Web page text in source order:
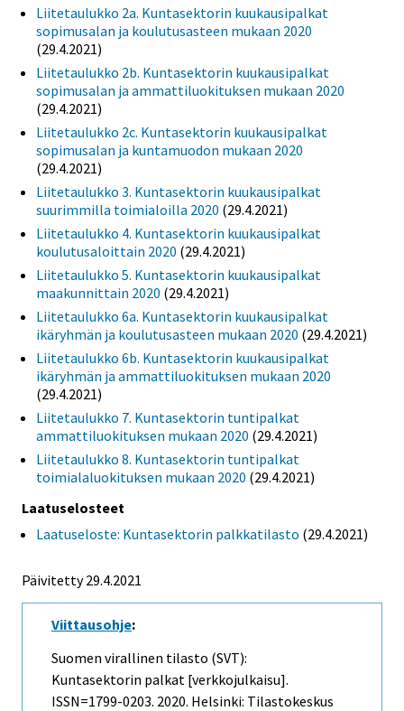
Liitetaulukko 2a. Kuntasektorin kuukausipalkat
sopimusalan ja koulutusasteen mukaan 2020
(29.4.2021)
Liitetaulukko 2b. Kuntasektorin kuukausipalkat
sopimusalan ja ammattiluokituksen mukaan 2020
(29.4.2021)
Liitetaulukko 2c. Kuntasektorin kuukausipalkat
sopimusalan ja kuntamuodon mukaan 2020
(29.4.2021)
Liitetaulukko 3. Kuntasektorin kuukausipalkat
suurimmilla toimialoilla 2020 (29.4.2021)
Liitetaulukko 4. Kuntasektorin kuukausipalkat
koulutusaloittain 2020 (29.4.2021)
Liitetaulukko 5. Kuntasektorin kuukausipalkat
maakunnittain 2020 (29.4.2021)
Liitetaulukko 6a. Kuntasektorin kuukausipalkat
ikäryhmän ja koulutusasteen mukaan 2020 (29.4.2021)
Liitetaulukko 6b. Kuntasektorin kuukausipalkat
ikäryhmän ja ammattiluokituksen mukaan 2020
(29.4.2021)
Liitetaulukko 7. Kuntasektorin tuntipalkat
ammattiluokituksen mukaan 2020 (29.4.2021)
Liitetaulukko 8. Kuntasektorin tuntipalkat
toimialaluokituksen mukaan 2020 (29.4.2021)
Laatuselosteet
Laatuseloste: Kuntasektorin palkkatilasto (29.4.2021)
Päivitetty 29.4.2021
Viittausohje:
Suomen virallinen tilasto (SVT):
Kuntasektorin palkat [verkkojulkaisu].
ISSN=1799-0203. 2020. Helsinki: Tilastokeskus